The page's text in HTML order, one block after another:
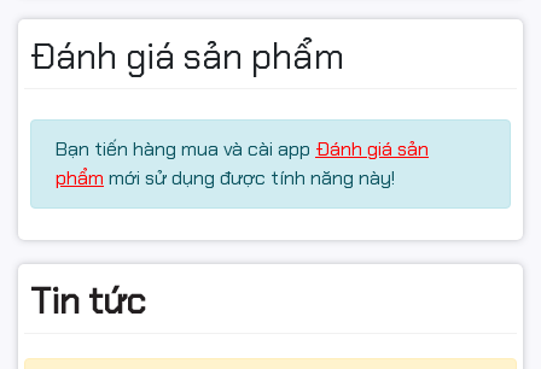
Đánh giá sản phẩm
Bạn tiến hàng mua và cài app Đánh giá sản
phẩm mới sử dụng được tính năng này!
Tin tức